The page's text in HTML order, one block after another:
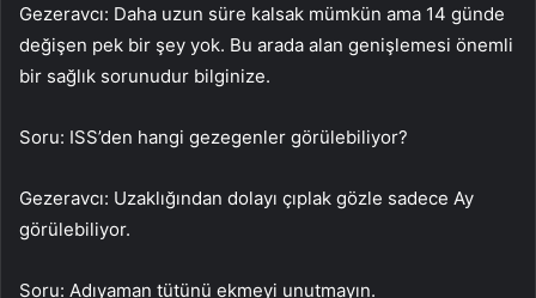
Gezeravcı: Daha uzun süre kalsak mümkün ama 14 günde
değişen pek bir şey yok. Bu arada alan genişlemesi önemli
bir sağlık sorunudur bilginize.
Soru: ISS’den hangi gezegenler görülebiliyor?
Gezeravcı: Uzaklığından dolayı çıplak gözle sadece Ay
görülebiliyor.
Soru: Adıyaman tütünü ekmeyi unutmayın.